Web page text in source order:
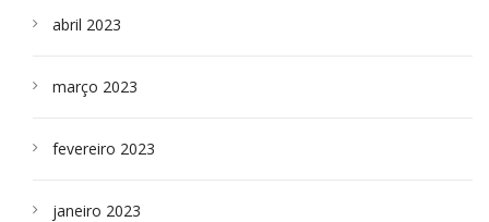
abril 2023
março 2023
fevereiro 2023
janeiro 2023